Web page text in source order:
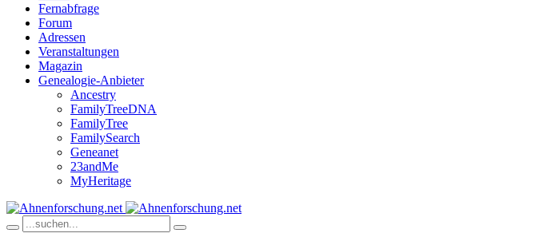
Fernabfrage
Forum
Adressen
Veranstaltungen
Magazin
Genealogie-Anbieter
Ancestry
FamilyTreeDNA
FamilyTree
FamilySearch
Geneanet
23andMe
MyHeritage